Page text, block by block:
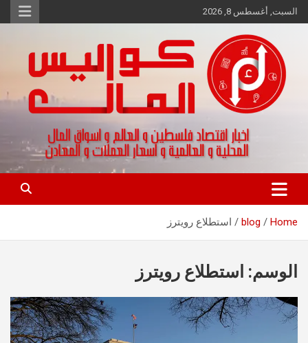
Skip
to
السبت, أغسطس 8, 2026
كواليس المال
اخبار اقتصاد فلسطين و العالم و تقارير اسواق المال و العملات
Home
blog استطلاع رويترز
الوسم: استطلاع رويترز